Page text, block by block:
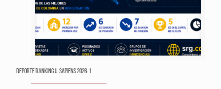
Reporte Ranking U-Sapiens 2026-1